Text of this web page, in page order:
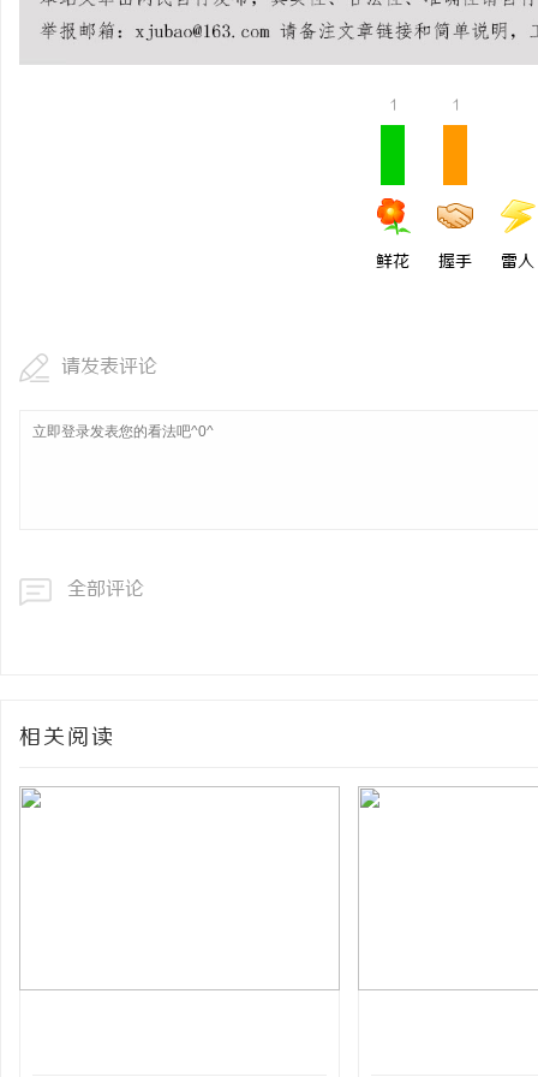
1
鲜花
1
握手 雷人
请发表评论
全部评论
相关阅读
揭秘！专业充电桩项目